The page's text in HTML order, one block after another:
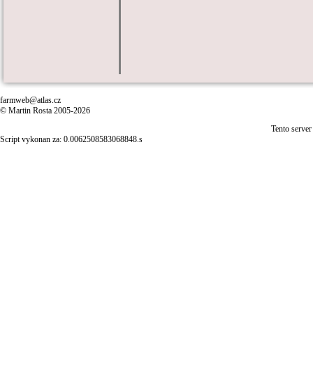
farmweb@atlas.cz
© Martin Rosta 2005-2026
Tento
Script vykonan za: 0.0062508583068848.s